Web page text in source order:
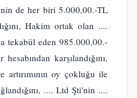
de her biri 5.000,00.-TL
Hakim ortak olan ....
tekabül eden 985.000,00.-
karşılandığını,
artırımının oy çokluğu ile
.... Ltd Şti'nin ....